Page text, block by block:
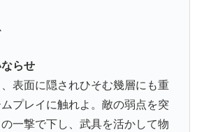
らせ
表面に隠されひそむ幾層にも重
プレイに触れよ。敵の弱点を突
一撃で下し、武具を活かして物